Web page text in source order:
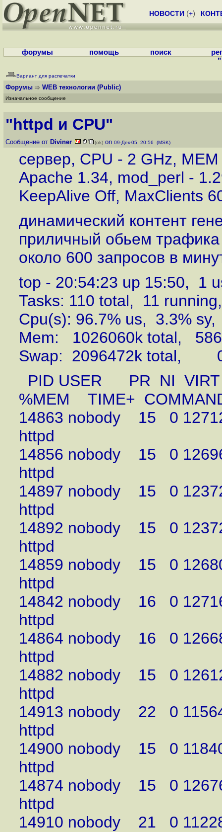
НОВОСТИ (+)
форумы помощь поиск
Вариант для распечатки
Форумы WEB технологии (Public)
Изначальное сообщение
"httpd и CPU"
Сообщение от Diviner (ok) on 09-Дек-05, 20:56 (MSK)
сервер, CPU - 2 GHz,
Apache 1.34, mod_perl -
KeepAlive Off, MaxClients
динамический контент
приличный обьем трафика
около 600 запросов в
top - 20:54:23 up 15:50, 1
Tasks: 110 total, 11
Cpu(s): 96.7% us, 3.3%
Mem: 1026060k total,
Swap: 2096472k total,
PID USER PR NI VIRT
%MEM
14863 nobody 15 0
14856 nobody 15 0
14897 nobody 15 0
14892 nobody 15 0
14859 nobody 15 0
14842 nobody 16 0
14864 nobody 16 0
14882 nobody 15 0
14913 nobody 22 0
14900 nobody 15 0
14874 nobody 15 0
14910 nobody 21 0